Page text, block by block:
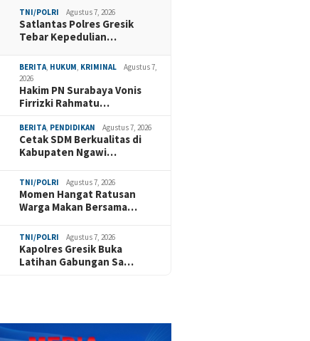
TNI/POLRI Agustus 7, 2026
Satlantas Polres Gresik
Tebar Kepedulian…
BERITA, HUKUM, KRIMINAL
Agustus 7,
2026
Hakim PN Surabaya Vonis
Firrizki Rahmatu…
BERITA, PENDIDIKAN Agustus 7, 2026
Cetak SDM Berkualitas di
Kabupaten Ngawi…
TNI/POLRI Agustus 7, 2026
Momen Hangat Ratusan
Warga Makan Bersama…
TNI/POLRI Agustus 7, 2026
Kapolres Gresik Buka
Latihan Gabungan Sa…